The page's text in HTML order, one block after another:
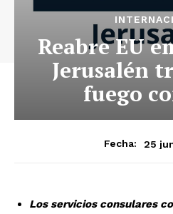
Reabre EU
Jerusalén
fuego
Fecha: 25
Los servicios consulares